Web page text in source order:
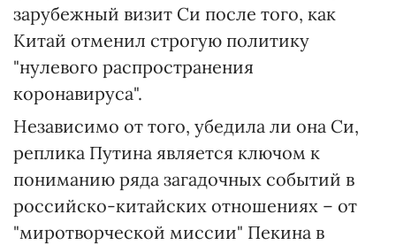
зарубежный визит Си после того, как
Китай отменил строгую политику
"нулевого распространения
коронавируса".
Независимо от того, убедила ли она Си,
реплика Путина является ключом к
пониманию ряда загадочных событий в
российско-китайских отношениях – от
"миротворческой миссии" Пекина в